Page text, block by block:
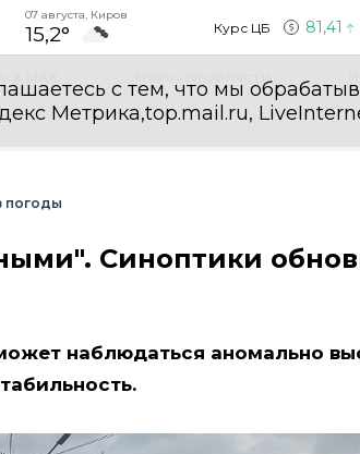
07 августа, Киров
15,2° Курс ЦБ 81,41
с тем, что мы
Метрика,top.mail.ru,
погоды
Синоптики
наблюдаться аномально